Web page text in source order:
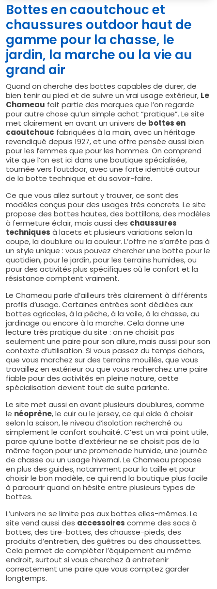
Bottes en caoutchouc et
chaussures outdoor haut de
gamme pour la chasse, le
jardin, la marche ou la vie au
grand air
Quand on cherche des bottes capables de durer, de
bien tenir au pied et de suivre un vrai usage extérieur, Le
Chameau fait partie des marques que l’on regarde
pour autre chose qu’un simple achat “pratique”. Le site
met clairement en avant un univers de bottes en
caoutchouc fabriquées à la main, avec un héritage
revendiqué depuis 1927, et une offre pensée aussi bien
pour les femmes que pour les hommes. On comprend
vite que l’on est ici dans une boutique spécialisée,
tournée vers l’outdoor, avec une forte identité autour
de la botte technique et du savoir-faire.
Ce que vous allez surtout y trouver, ce sont des
modèles conçus pour des usages très concrets. Le site
propose des bottes hautes, des bottillons, des modèles
à fermeture éclair, mais aussi des chaussures
techniques à lacets et plusieurs variations selon la
coupe, la doublure ou la couleur. L’offre ne s’arrête pas à
un style unique : vous pouvez chercher une botte pour le
quotidien, pour le jardin, pour les terrains humides, ou
pour des activités plus spécifiques où le confort et la
résistance comptent vraiment.
Le Chameau parle d’ailleurs très clairement à différents
profils d’usage. Certaines entrées sont dédiées aux
bottes agricoles, à la pêche, à la voile, à la chasse, au
jardinage ou encore à la marche. Cela donne une
lecture très pratique du site : on ne choisit pas
seulement une paire pour son allure, mais aussi pour son
contexte d’utilisation. Si vous passez du temps dehors,
que vous marchez sur des terrains mouillés, que vous
travaillez en extérieur ou que vous recherchez une paire
fiable pour des activités en pleine nature, cette
spécialisation devient tout de suite parlante.
Le site met aussi en avant plusieurs doublures, comme
le néoprène, le cuir ou le jersey, ce qui aide à choisir
selon la saison, le niveau d’isolation recherché ou
simplement le confort souhaité. C’est un vrai point utile,
parce qu’une botte d’extérieur ne se choisit pas de la
même façon pour une promenade humide, une journée
de chasse ou un usage hivernal. Le Chameau propose
en plus des guides, notamment pour la taille et pour
choisir le bon modèle, ce qui rend la boutique plus facile
à parcourir quand on hésite entre plusieurs types de
bottes.
L’univers ne se limite pas aux bottes elles-mêmes. Le
site vend aussi des accessoires comme des sacs à
bottes, des tire-bottes, des chausse-pieds, des
produits d’entretien, des guêtres ou des chaussettes.
Cela permet de compléter l’équipement au même
endroit, surtout si vous cherchez à entretenir
correctement une paire que vous comptez garder
longtemps.